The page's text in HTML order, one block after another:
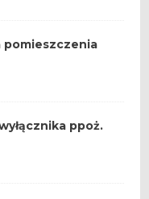
pomieszczenia
ppoż.